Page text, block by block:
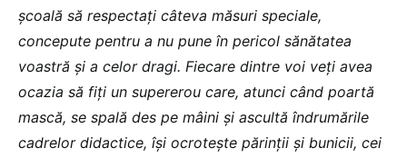
școală să respectați câteva măsuri speciale,
concepute pentru a nu pune în pericol sănătatea
voastră și a celor dragi. Fiecare dintre voi veți avea
ocazia să fiți un supererou care, atunci când poartă
mască, se spală des pe mâini și ascultă îndrumările
cadrelor didactice, își ocrotește părinții și bunicii, cei